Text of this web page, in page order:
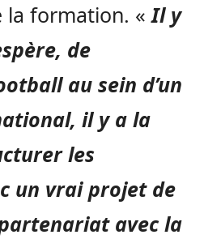
la formation. « Il y
de
au sein d’un
il y a la
les
un vrai projet de
avec la